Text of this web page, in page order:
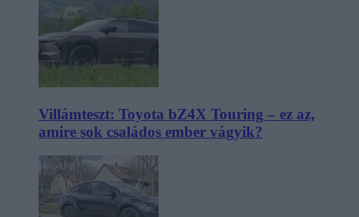
Villámteszt: Toyota bZ4X Touring – ez az,
amire sok családos ember vágyik?